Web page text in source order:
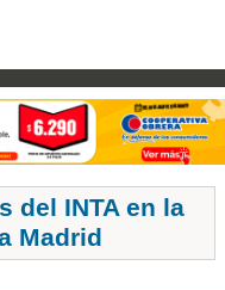
del INTA en la
Madrid